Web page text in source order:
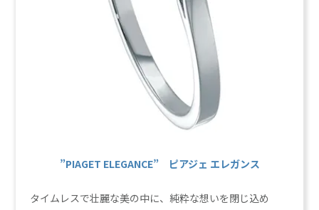
”PIAGET ELEGANCE” ピアジェ エレガンス
タイムレスで壮麗な美の中に、純粋な想いを閉じ込め